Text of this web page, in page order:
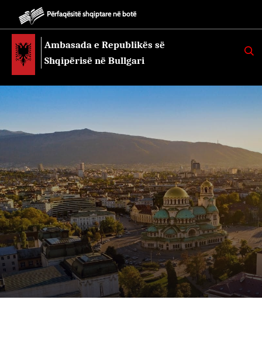
Përfaqësitë shqiptare në botë
Ambasada e Republikës së
Shqipërisë në Bullgari
K
E